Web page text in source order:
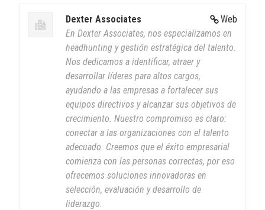
Web
Dexter Associates
En Dexter Associates, nos especializamos en
headhunting y gestión estratégica del talento.
Nos dedicamos a identificar, atraer y
desarrollar líderes para altos cargos,
ayudando a las empresas a fortalecer sus
equipos directivos y alcanzar sus objetivos de
crecimiento. Nuestro compromiso es claro:
conectar a las organizaciones con el talento
adecuado. Creemos que el éxito empresarial
comienza con las personas correctas, por eso
ofrecemos soluciones innovadoras en
selección, evaluación y desarrollo de
liderazgo.